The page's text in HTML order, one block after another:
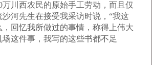
万川西农民的原始手工劳动，而且仅
沙河先生在接受我采访时说，“我这
回忆我所做过的事情，称得上伟大
这件事，我写的这些书都不足